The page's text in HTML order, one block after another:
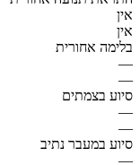
אין
אין
בלימה אחורית
—
—
סיוע בצמתים
—
—
סיוע במעבר נתיב
—